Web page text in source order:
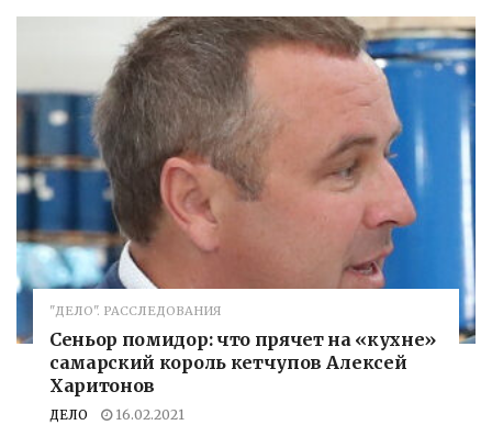
"ДЕЛО". РАССЛЕДОВАНИЯ
Сеньор помидор: что прячет на «кухне»
самарский король кетчупов Алексей
Харитонов
ДЕЛО 16.02.2021